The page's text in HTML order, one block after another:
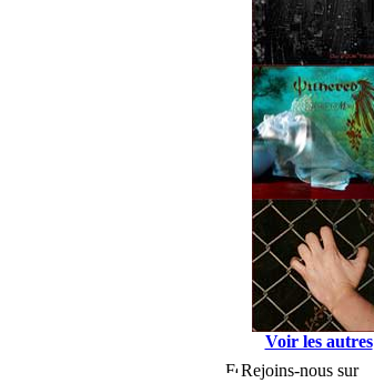
Voir les autres
Rejoins-nous sur